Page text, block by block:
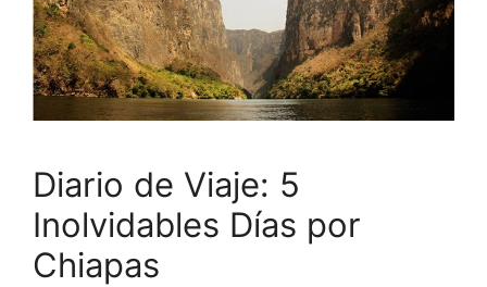
Diario de Viaje: 5
Inolvidables Días por
Chiapas